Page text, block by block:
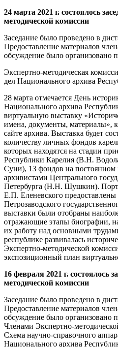
24 марта 2021 г. состоялось
методической комиссии
Заседание было проведено в
Предоставление материалов
обсуждение было организовано
Экспертно-методическая
дел Национального архива
28 марта отмечается День
Национального архива
виртуальную выставку
имена, документы, материалы»,
сайте архива. Выставка будет
количеству личных фондов
которых находятся на стадии
Республики Карелия (В.Н.
Суни), 13 фондов на постоянном
архивистами Центрального
Петербурга (Н.Н. Шушкин).
Е.П. Еленевского предоставлены
Петрозаводского
выставки были отобраны
отражающие этапы биографии,
их работу над основными
республике развивалась
Экспертно-методической
экспозиционный план
16 февраля 2021 г. состоялось
методической комиссии
Заседание было проведено в
Предоставление материалов
обсуждение было организовано
Членами Экспертно-
Схема научно-справочного
Национального архива